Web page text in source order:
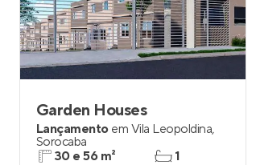
Garden Houses
Lançamento em Vila Leopoldina,
Sorocaba
30 e 56 m²
1